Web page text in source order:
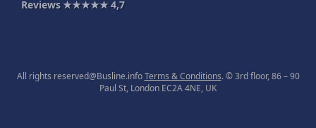
Reviews ★★★★★4,7
All rights reserved@Busline.infoTerms & Conditions. © 3rd floor, 86 – 90
Paul St, London EC2A 4NE, UK